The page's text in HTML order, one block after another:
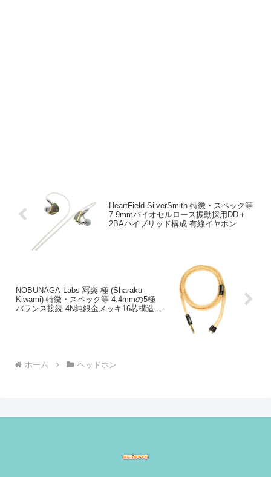
HeartField SilverSmith 特徴・スペック等
7.9mmバイオセルロース振動採用DD＋
2BAハイブリッド構成 有線イヤホン
NOBUNAGA Labs 冩楽 極 (Sharaku-
Kiwami) 特徴・スペック等 4.4mmの5極
バランス接続 4N純銀金メッキ16芯構造イ
ホーム ヘッドホン